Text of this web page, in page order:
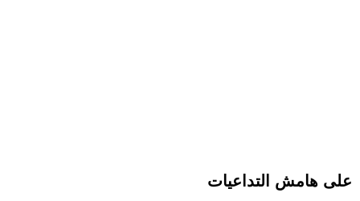
على هامش التداعيات